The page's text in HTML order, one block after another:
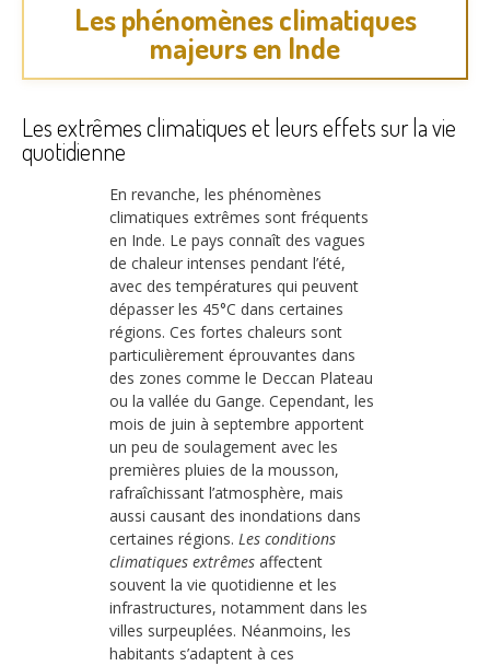
Les phénomènes climatiques
majeurs en Inde
Les extrêmes climatiques et leurs effets sur la vie
quotidienne
En revanche, les phénomènes
climatiques extrêmes sont fréquents
en Inde. Le pays connaît des vagues
de chaleur intenses pendant l’été,
avec des températures qui peuvent
dépasser les 45°C dans certaines
régions. Ces fortes chaleurs sont
particulièrement éprouvantes dans
des zones comme le Deccan Plateau
ou la vallée du Gange. Cependant, les
mois de juin à septembre apportent
un peu de soulagement avec les
premières pluies de la mousson,
rafraîchissant l’atmosphère, mais
aussi causant des inondations dans
certaines régions. Les conditions
climatiques extrêmes affectent
souvent la vie quotidienne et les
infrastructures, notamment dans les
villes surpeuplées. Néanmoins, les
habitants s’adaptent à ces